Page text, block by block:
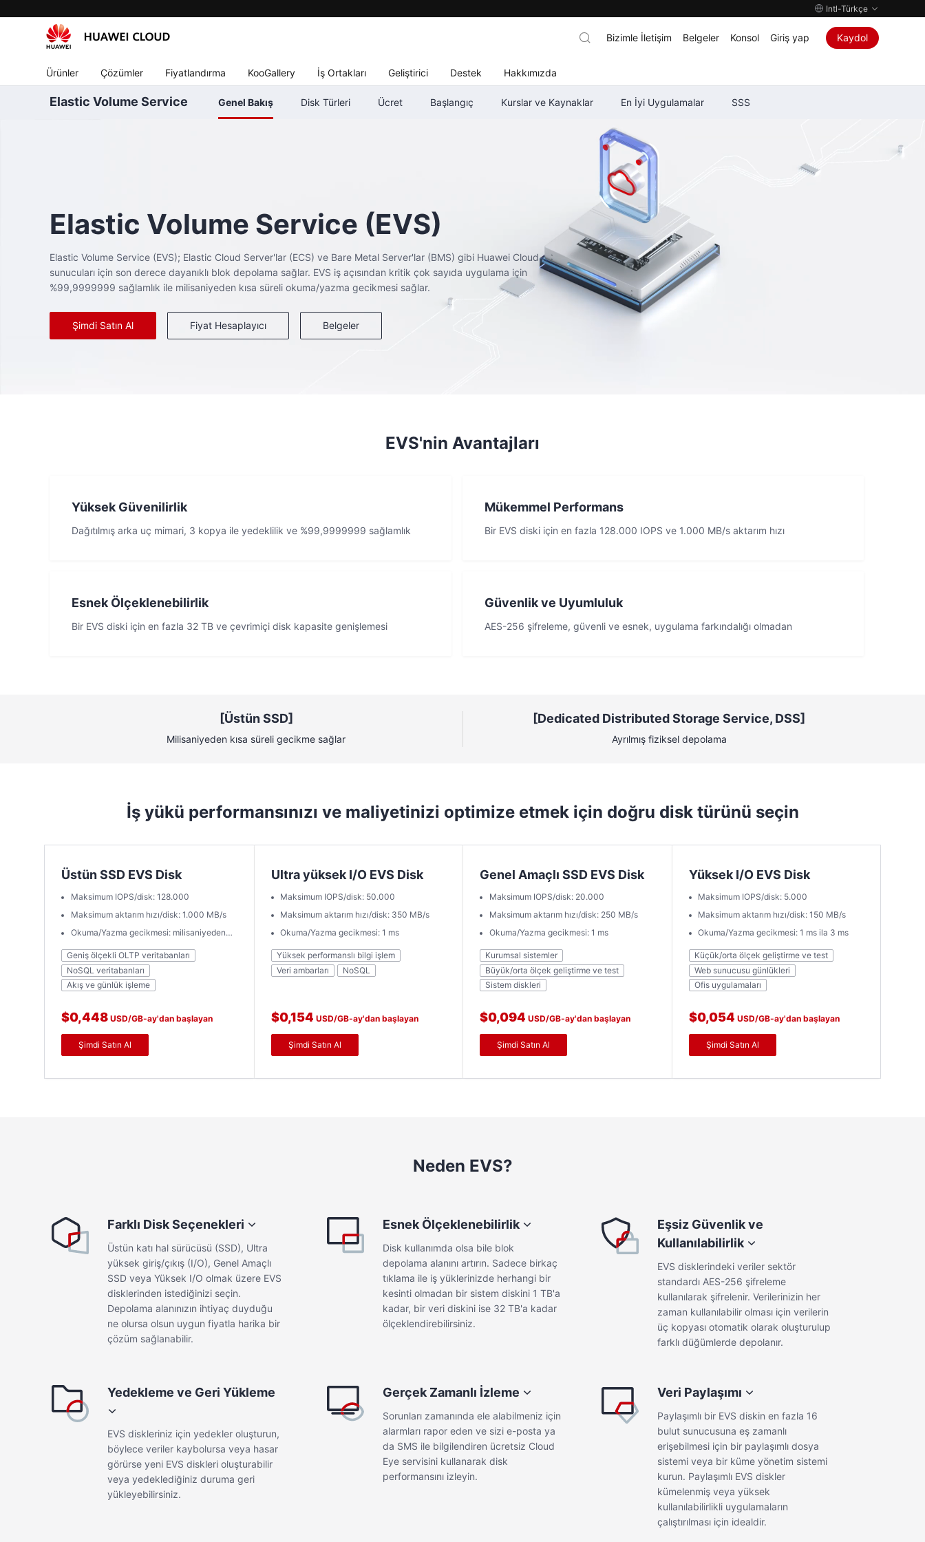
Intl-Türkçe
Ürünler Çözümler Fiyatlandırma KooGallery İş Ortakları Geliştirici Destek Hakkımızda
Bizimle İletişim Belgeler Konsol Giriş yap Kaydol
Elastic Volume Service Genel Bakış Disk Türleri Ücret Başlangıç Kurslar ve Kaynaklar En İyi Uygulamalar SSS
Elastic Volume Service (EVS)
Elastic Volume Service (EVS); Elastic Cloud Server'lar (ECS) ve Bare Metal Server'lar (BMS) gibi Huawei Cloud
sunucuları için son derece dayanıklı blok depolama sağlar. EVS iş açısından kritik çok sayıda uygulama için
%99,9999999 sağlamlık ile milisaniyeden kısa süreli okuma/yazma gecikmesi sağlar.
Şimdi Satın Al Fiyat Hesaplayıcı Belgeler
EVS'nin Avantajları
Yüksek Güvenilirlik
Dağıtılmış arka uç mimari, 3 kopya ile yedeklilik ve %99,9999999 sağlamlık
Mükemmel Performans
Bir EVS diski için en fazla 128.000 IOPS ve 1.000 MB/s aktarım hızı
Esnek Ölçeklenebilirlik
Bir EVS diski için en fazla 32 TB ve çevrimiçi disk kapasite genişlemesi
Güvenlik ve Uyumluluk
AES-256 şifreleme, güvenli ve esnek, uygulama farkındalığı olmadan
[Üstün SSD]
Milisaniyeden kısa süreli gecikme sağlar
[Dedicated Distributed Storage Service, DSS]
Ayrılmış fiziksel depolama
İş yükü performansınızı ve maliyetinizi optimize etmek için doğru disk türünü seçin
Üstün SSD EVS Disk
Maksimum IOPS/disk: 128.000
Maksimum aktarım hızı/disk: 1.000 MB/s
Okuma/Yazma gecikmesi: milisaniyeden
Geniş ölçekli OLTP veritabanları
NoSQL veritabanları
Akış ve günlük işleme
$0,448 USD/GB-ay'dan başlayan
fiyatlarla
Şimdi Satın Al
Ultra yüksek I/O EVS Disk
Maksimum IOPS/disk: 50.000
Maksimum aktarım hızı/disk: 350 MB/s
Okuma/Yazma gecikmesi: 1 ms
Yüksek performanslı bilgi işlem
Veri ambarları
NoSQL
$0,154 USD/GB-ay'dan başlayan
fiyatlarla
Şimdi Satın Al
Genel Amaçlı SSD EVS Disk
Maksimum IOPS/disk: 20.000
Maksimum aktarım hızı/disk: 250 MB/s
Okuma/Yazma gecikmesi: 1 ms
Kurumsal sistemler
Büyük/orta ölçek geliştirme ve test
Sistem diskleri
$0,094 USD/GB-ay'dan başlayan
fiyatlarla
Şimdi Satın Al
Yüksek I/O EVS Disk
Maksimum IOPS/disk: 5.000
Maksimum aktarım hızı/disk: 150 MB/s
Okuma/Yazma gecikmesi: 1 ms ila 3 ms
Küçük/orta ölçek geliştirme ve test
Web sunucusu günlükleri
Ofis uygulamaları
$0,054 USD/GB-ay'dan başlayan
fiyatlarla
Şimdi Satın Al
Neden EVS?
Farklı Disk Seçenekleri
Üstün katı hal sürücüsü (SSD), Ultra
yüksek giriş/çıkış (I/O), Genel Amaçlı
SSD veya Yüksek I/O olmak üzere EVS
disklerinden istediğinizi seçin.
Depolama alanınızın ihtiyaç duyduğu
ne olursa olsun uygun fiyatla harika bir
çözüm sağlanabilir.
Esnek Ölçeklenebilirlik
Disk kullanımda olsa bile blok
depolama alanını artırın. Sadece birkaç
tıklama ile iş yüklerinizde herhangi bir
kesinti olmadan bir sistem diskini 1 TB'a
kadar, bir veri diskini ise 32 TB'a kadar
ölçeklendirebilirsiniz.
Eşsiz Güvenlik ve
Kullanılabilirlik
EVS disklerindeki veriler sektör
standardı AES-256 şifreleme
kullanılarak şifrelenir. Verilerinizin her
zaman kullanılabilir olması için verilerin
üç kopyası otomatik olarak oluşturulup
farklı düğümlerde depolanır.
Üstün SSD
Gecikme yönünden hassas işlemlere
dair iş yükleri için tasarlanmış en
yüksek performanslı disklerimiz.
Üstün SSD disk en fazla 128.000'e
kadar saniye başına giriş/çıkış işlemi
(IOPS), maksimum 1.000 MB/s
aktarım hızı ve milisaniye düzeyinde
Ultra yüksek I/O
I/O yoğun iş yükleri için ideal yüksek
performanslı diskler. Ultra yüksek I/O
diski en fazla 50.000 IOPS,
maksimum 350 MB/s aktarım hızı ve
minimum 1 ms gecikme sağlayabilir.
Genel Amaçlı SSD
Genel etkileşimli uygulamalar için
ideal uygun maliyetli SSD'ler. Genel
Amaçlı SSD en fazla 20.000 IOPS,
maksimum 250 MB/s aktarım hızı ve
minimum 1 ms gecikme sağlayabilir.
Yüksek I/O
yüklerine ek olarak gerçek zamanlı
veri depolama gerektiren
uygulamalara uygun düşük maliyetli
diskler. Yüksek I/O diski en fazla
5.000 IOPS, maksimum 150 MB/s
aktarım hızı ve minimum 1 ila 3 ms
gecikme sağlayabilir.
Yedekleme ve Geri Yükleme
EVS diskleriniz için yedekler oluşturun,
böylece veriler kaybolursa veya hasar
görürse yeni EVS diskleri oluşturabilir
veya yedeklediğiniz duruma geri
yükleyebilirsiniz.
Gerçek Zamanlı İzleme
Sorunları zamanında ele alabilmeniz için
alarmları rapor eden ve sizi e-posta ya
da SMS ile bilgilendiren ücretsiz Cloud
Eye servisini kullanarak disk
performansını izleyin.
Veri Paylaşımı
Paylaşımlı bir EVS diskin en fazla 16
bulut sunucusuna eş zamanlı
erişebilmesi için bir paylaşımlı dosya
sistemi veya bir küme yönetim sistemi
kurun. Paylaşımlı EVS diskler
kümelenmiş veya yüksek
kullanılabilirlikli uygulamaların
çalıştırılması için idealdir.